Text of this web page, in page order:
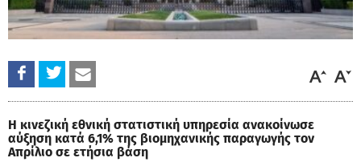
Η κινεζική εθνική στατιστική υπηρεσία ανακοίνωσε
αύξηση κατά 6,1% της βιομηχανικής παραγωγής τον
Απρίλιο σε ετήσια βάση